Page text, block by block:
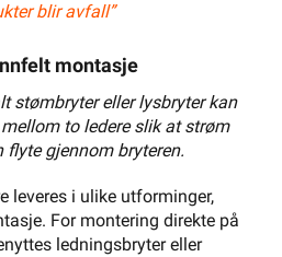
blir avfall”
montasje
stømbryter eller lysbryter kan
to ledere slik at strøm
flyte gjennom bryteren.
leveres i ulike utforminger,
For montering direkte på
ledningsbryter eller